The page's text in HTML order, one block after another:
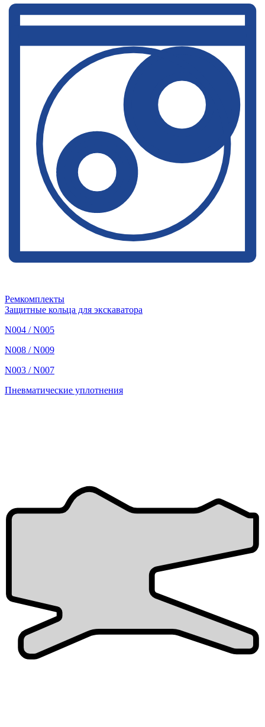
Ремкомплекты
Защитные кольца для экскаватора
N004 / N005
N008 / N009
N003 / N007
Пневматические уплотнения